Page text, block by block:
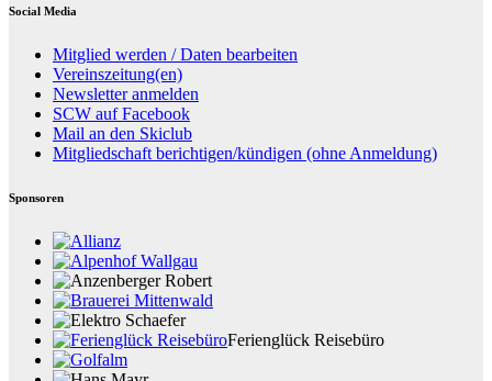
Social Media
Mitglied werden / Daten bearbeiten
Vereinszeitung(en)
Newsletter anmelden
SCW auf Facebook
Mail an den Skiclub
Mitgliedschaft berichtigen/kündigen (ohne Anmeldung)
Sponsoren
Ferienglück Reisebüro